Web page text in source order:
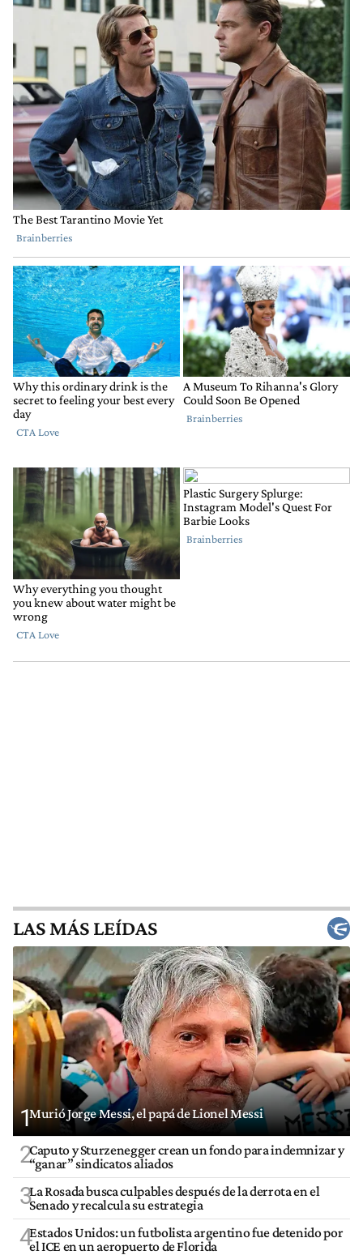
LAS MÁS LEÍDAS
1Murió Jorge Messi, el papá de Lionel Messi
2Caputo y Sturzenegger crean un fondo para indemnizar y
“ganar” sindicatos aliados
3La Rosada busca culpables después de la derrota en el
Senado y recalcula su estrategia
4Estados Unidos: un futbolista argentino fue detenido por
el ICE en un aeropuerto de Florida